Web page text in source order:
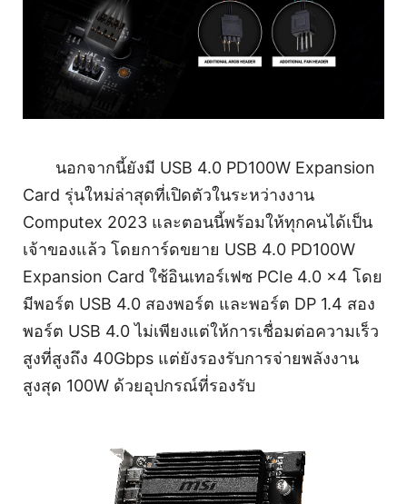
นอกจากนี้ยังมี USB 4.0 PD100W Expansion
Card รุ่นใหม่ล่าสุดที่เปิดตัวในระหว่างงาน
Computex 2023 และตอนนี้พร้อมให้ทุกคนได้เป็น
เจ้าของแล้ว โดยการ์ดขยาย USB 4.0 PD100W
Expansion Card ใช้อินเทอร์เฟซ PCIe 4.0 x4 โดย
มีพอร์ต USB 4.0 สองพอร์ต และพอร์ต DP 1.4 สอง
พอร์ต USB 4.0 ไม่เพียงแต่ให้การเชื่อมต่อความเร็ว
สูงที่สูงถึง 40Gbps แต่ยังรองรับการจ่ายพลังงาน
สูงสุด 100W ด้วยอุปกรณ์ที่รองรับ